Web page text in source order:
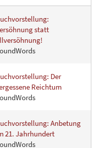
statt
Der
Reichtum
Anbetung
21. Jahrhundert